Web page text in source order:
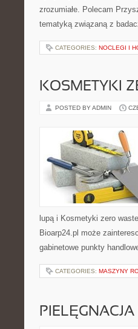
zrozumiałe. Polecam
tematyką związaną z
CATEGORIES: NOCLEGI I
KOSMETYKI
POSTED BY ADMIN
lupą i Kosmetyki zero
Bioarp24.pl może
gabinetowe punkty
CATEGORIES: MASZYNY